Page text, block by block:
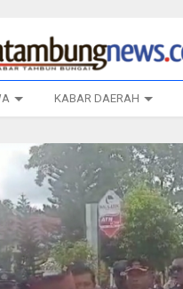
KABAR DAERAH